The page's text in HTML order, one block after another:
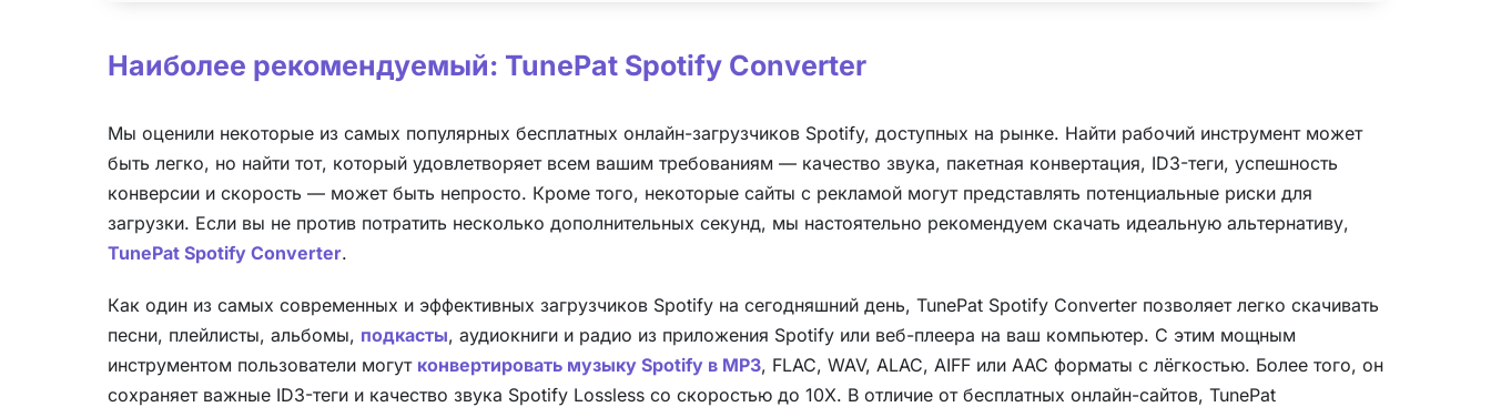
Наиболее рекомендуемый: TunePat Spotify Converter
Мы оценили некоторые из самых популярных бесплатных онлайн-загрузчиков Spotify, доступных на рынке. Найти рабочий инструмент может
быть легко, но найти тот, который удовлетворяет всем вашим требованиям — качество звука, пакетная конвертация, ID3-теги, успешность
конверсии и скорость — может быть непросто. Кроме того, некоторые сайты с рекламой могут представлять потенциальные риски для
загрузки. Если вы не против потратить несколько дополнительных секунд, мы настоятельно рекомендуем скачать идеальную альтернативу,
TunePat Spotify Converter.
Как один из самых современных и эффективных загрузчиков Spotify на сегодняшний день, TunePat Spotify Converter позволяет легко скачивать
песни, плейлисты, альбомы, подкасты, аудиокниги и радио из приложения Spotify или веб-плеера на ваш компьютер. С этим мощным
инструментом пользователи могут конвертировать музыку Spotify в MP3, FLAC, WAV, ALAC, AIFF или AAC форматы с лёгкостью. Более того, он
сохраняет важные ID3-теги и качество звука Spotify Lossless со скоростью до 10X. В отличие от бесплатных онлайн-сайтов, TunePat